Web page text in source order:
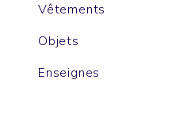
Vêtements
Objets
Enseignes